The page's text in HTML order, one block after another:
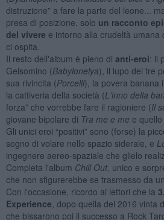
distruzione” a fare la parte del leone...
presa di posizione, solo un racconto
del vivere e intorno alla crudeltà umana
ci ospita.
Il resto dell'album è pieno di anti-eroi: il
Gelsomino (Babylonelya), il lupo dei tre
sua rivincita (Porcelli), la povera banana
la cattiveria della società (L'inno della
forza” che vorrebbe fare il ragioniere (Il
giovane bipolare di Tra me e me e
Gli unici eroi “positivi” sono (forse) la
sogno di volare nello spazio siderale, e
ingegnere aereo-spaziale che glielo
Completa l'album Chill Out, unico e
che non sfigurerebbe se trasmesso da
Con l'occasione, ricordo ai lettori che la
Experience , dopo quella del 2016 vinta
che bissarono poi il successo a Rock